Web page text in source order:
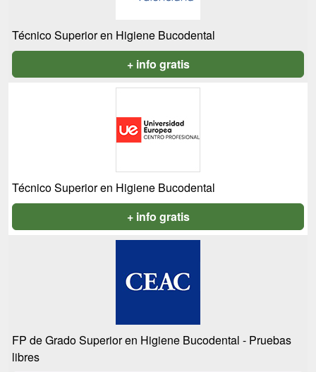
Técnico Superior en Higiene Bucodental
+ info gratis
Técnico Superior en Higiene Bucodental
+ info gratis
FP de Grado Superior en Higiene Bucodental - Pruebas
libres